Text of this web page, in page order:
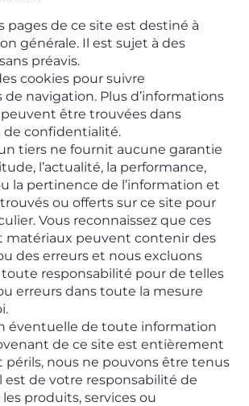
pages de ce site est destiné à
générale. Il est sujet à des
préavis.
cookies pour suivre
de navigation. Plus d’informations
être trouvées dans
confidentialité.
tiers ne fournit aucune garantie
l’actualité, la performance,
la pertinence de l’information et
ou offerts sur ce site pour
Vous reconnaissez que ces
matériaux peuvent contenir des
des erreurs et nous excluons
responsabilité pour de telles
erreurs dans toute la mesure
éventuelle de toute information
de ce site est entièrement
périls, nous ne pouvons être tenus
est de votre responsabilité de
produits, services ou